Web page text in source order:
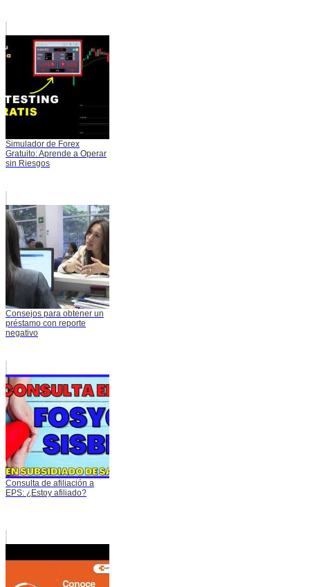
Simulador de Forex
Gratuito: Aprende a Operar
sin Riesgos
Consejos para obtener un
préstamo con reporte
negativo
Consulta de afiliación a
EPS: ¿Estoy afiliado?